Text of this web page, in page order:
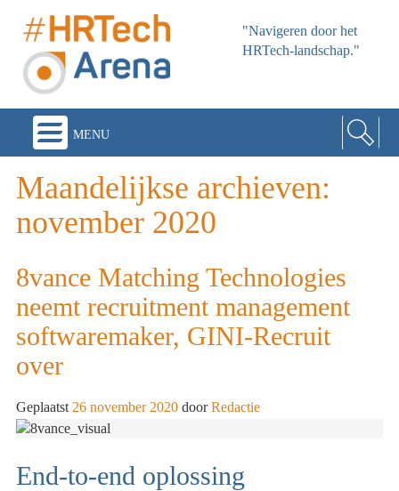
"Navigeren door het
HRTech-landschap."
menu
Maandelijkse archieven:
november 2020
8vance Matching Technologies
neemt recruitment management
softwaremaker, GINI-Recruit
over
Geplaatst 26 november 2020 door Redactie
End-to-end oplossing